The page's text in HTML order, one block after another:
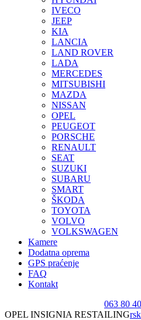
IVECO
JEEP
KIA
LANCIA
LAND ROVER
LADA
MERCEDES
MITSUBISHI
MAZDA
NISSAN
OPEL
PEUGEOT
PORSCHE
RENAULT
SEAT
SUZUKI
SUBARU
SMART
ŠKODA
TOYOTA
VOLVO
VOLKSWAGEN
Kamere
Dodatna oprema
GPS praćenje
FAQ
Kontakt
063 80
OPEL INSIGNIA RESTAILING